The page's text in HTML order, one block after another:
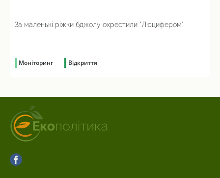
За маленькі ріжки бджолу охрестили "Люцифером"
Моніторинг Відкриття